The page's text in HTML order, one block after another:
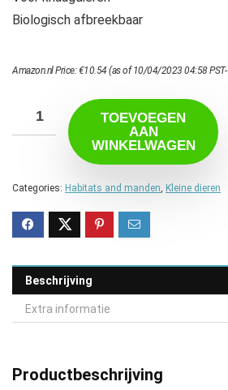
Biologisch afbreekbaar
Amazon.nl Price:€10.54 (as of 10/04/2023 04:58 PST-
TOEVOEGEN
AAN
WINKELWAGEN
Categories: Habitats and manden Kleine dieren
Beschrijving
Extra informatie
Productbeschrijving